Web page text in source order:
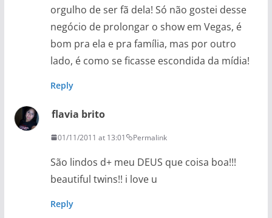
orgulho de ser fã dela! Só não gostei desse
negócio de prolongar o show em Vegas, é
bom pra ela e pra família, mas por outro
lado, é como se ficasse escondida da mídia!
Reply
flavia brito
01/11/2011 at 13:01 Permalink
São lindos d+ meu DEUS que coisa boa!!!
beautiful twins!! i love u
Reply